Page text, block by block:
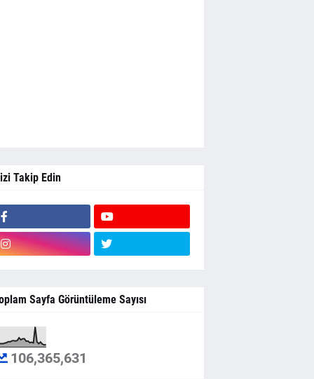
Takip Edin
Sayfa Görüntüleme Sayısı
106,365,631